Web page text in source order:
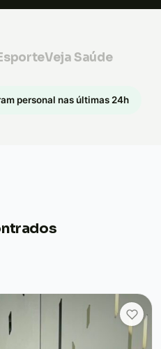
Veja Saúde
personal nas últimas 24h